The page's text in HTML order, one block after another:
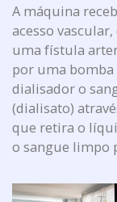
A máquina
acesso
uma fístula
por uma
dialisador o
(dialisato)
que retira o
o sangue limpo